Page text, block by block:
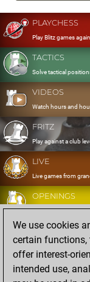
PLAYCHESS
Play Blitz games
TACTICS
Solve tactical
VIDEOS
Watch hours and
FRITZ
Play against a club
LIVE
Live games from
OPENINGS
Develop and
DATABASE
Eight million strong
MYGAMES
Store and analyse
We use cookies
certain functions,
offer interest-
intended use,